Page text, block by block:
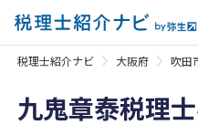
税理士紹介ナビ 大阪府 吹田
九鬼章泰税理